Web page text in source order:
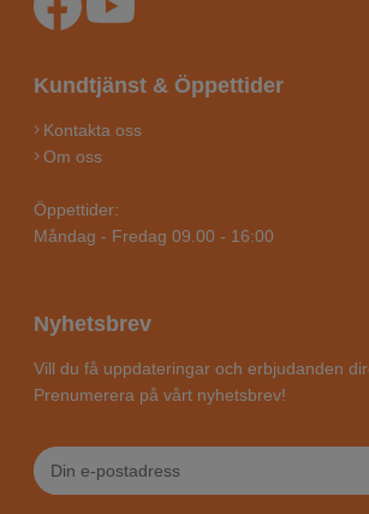
Kundtjänst & Öppettider
Kontakta oss
Om oss
Öppettider:
Måndag - Fredag 09.00 - 16:00
Nyhetsbrev
Vill du få uppdateringar och erbjudanden
Prenumerera på vårt nyhetsbrev!